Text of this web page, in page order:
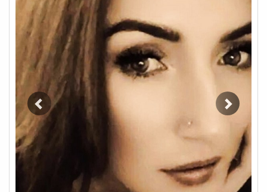
Предыдущее
фото
фото